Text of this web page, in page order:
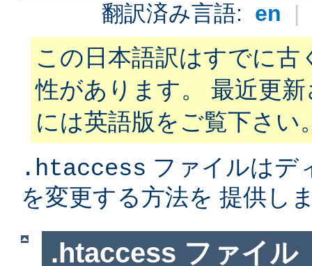
翻訳済み言語: en |
この日本語訳はすでに古
性があります。 最近更
には英語版をご覧下さい
.htaccess ファイルはデ
を変更する方法を 提供し
.htaccess ファイル